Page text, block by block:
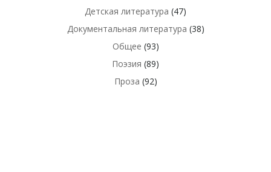
Детская литература (47)
Документальная литература (38)
Общее (93)
Поэзия (89)
Проза (92)